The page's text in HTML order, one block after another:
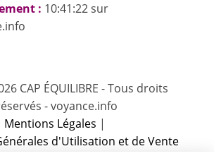
: 10:41:22 sur
CAP ÉQUILIBRE - Tous droits
- voyance.info
Mentions Légales |
d'Utilisation et de Vente